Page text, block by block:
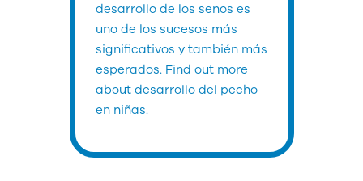
desarrollo de los senos es
uno de los sucesos más
significativos y también más
esperados. Find out more
about desarrollo del pecho
en niñas.